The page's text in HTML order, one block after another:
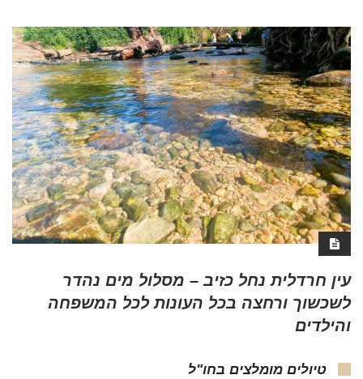
עין חרדלית נחל כזיב – מסלול מים נהדר
לשכשוך ורחצה בכל העונות לכל המשפחה
והילדים
טיולים מומלצים בחו"ל